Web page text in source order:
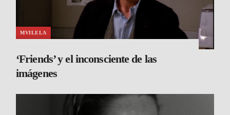
MVILELA
‘Friends’ y el inconsciente de las
imágenes